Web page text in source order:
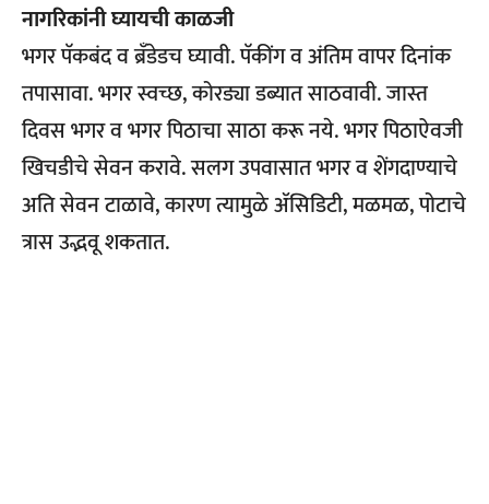
नागरिकांनी घ्यायची काळजी
भगर पॅकबंद व ब्रँडेडच घ्यावी. पॅकींग व अंतिम वापर दिनांक
तपासावा. भगर स्वच्छ, कोरड्या डब्यात साठवावी. जास्त
दिवस भगर व भगर पिठाचा साठा करू नये. भगर पिठाऐवजी
खिचडीचे सेवन करावे. सलग उपवासात भगर व शेंगदाण्याचे
अति सेवन टाळावे, कारण त्यामुळे ॲसिडिटी, मळमळ, पोटाचे
त्रास उद्भवू शकतात.